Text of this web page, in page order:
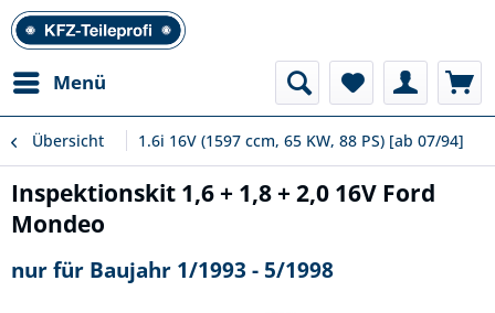
Menü
Übersicht 1.6i 16V (1597 ccm, 65 KW, 88 PS) [ab 07/94]
Inspektionskit 1,6 + 1,8 + 2,0 16V Ford
Mondeo
nur für Baujahr 1/1993 - 5/1998